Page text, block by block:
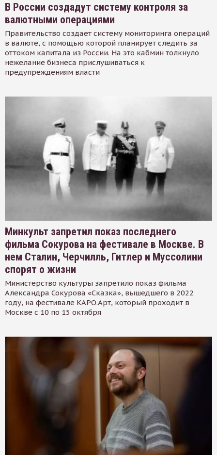
В России создадут систему контроля за
валютными операциями
Правительство создает систему мониторинга операций
в валюте, с помощью которой планирует следить за
оттоком капитала из России. На это кабмин толкнуло
нежелание бизнеса прислушиваться к
предупреждениям власти
Минкульт запретил показ последнего
фильма Сокурова на фестивале в Москве. В
нем Сталин, Черчилль, Гитлер и Муссолини
спорят о жизни
Министерство культуры запретило показ фильма
Александра Сокурова «Сказка», вышедшего в 2022
году, на фестивале КАРО.Арт, который проходит в
Москве с 10 по 15 октября